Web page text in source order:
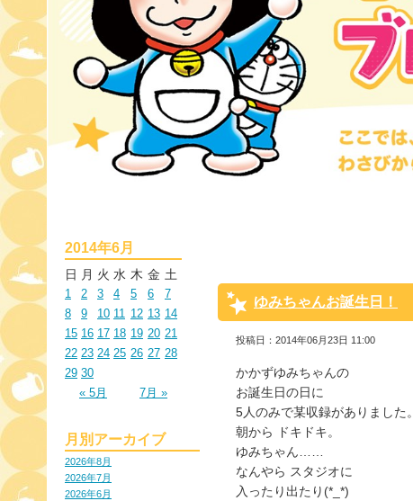
2014年6月
日 月 火 水 木 金 土
1 2 3 4 5 6
7
8
9 10 11 12 13 14
15 16 17 18 19 20 21
22 23 24 25 26 27 28
29 30
« 5月
7月 »
月別アーカイブ
2026年8月
2026年7月
2026年6月
ゆみちゃんお誕生日！
投稿日：2014年06月23日 11:00
かかずゆみちゃんの
お誕生日の日に
5人のみで某収録がありました。
朝から ドキドキ。
ゆみちゃん……
なんやら スタジオに
入ったり出たり(*_*)